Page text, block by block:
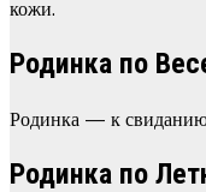
кожи.
Родинка по
Родинка — к
Родинка по